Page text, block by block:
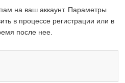
на ваш аккаунт. Параметры
в процессе регистрации или в
после нее.